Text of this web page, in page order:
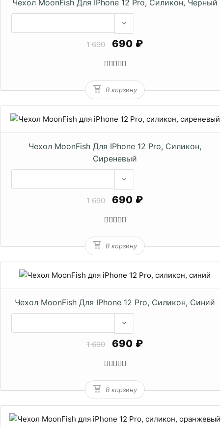
Чехол MoonFish Для IPhone 12 Pro, Силикон, Черный
1 690 690 ₽
В корзину
Чехол MoonFish Для IPhone 12 Pro, Силикон,
Сиреневый
1 690 690 ₽
В корзину
Чехол MoonFish Для IPhone 12 Pro, Силикон, Синий
1 690 690 ₽
В корзину